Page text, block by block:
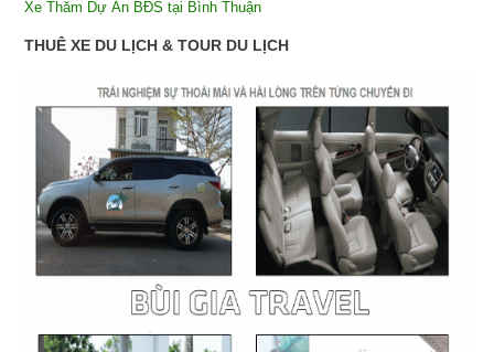
Xe Thăm Dự Án BĐS tại Bình Thuận
THUÊ XE DU LỊCH & TOUR DU LỊCH